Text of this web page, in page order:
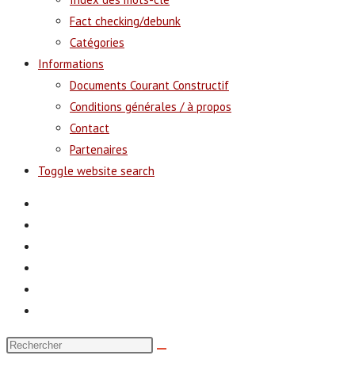
Fact checking/debunk
Catégories
Informations
Documents Courant Constructif
Conditions générales / à propos
Contact
Partenaires
Toggle website search